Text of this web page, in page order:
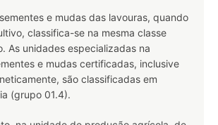
e mudas das lavouras, quando
classifica-se na mesma classe
As unidades especializadas na
e mudas certificadas, inclusive
são classificadas em
(grupo 01.4).